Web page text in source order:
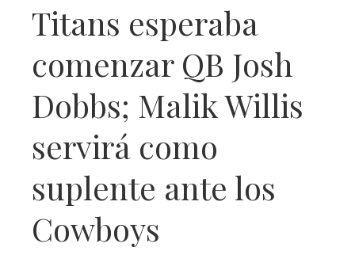
Titans esperaba
comenzar QB Josh
Dobbs; Malik Willis
servirá como
suplente ante los
Cowboys